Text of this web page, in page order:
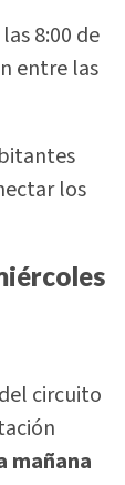
8:00 de
entre las
los
circuito
mañana